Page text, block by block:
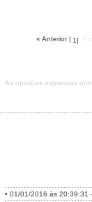
« Anterior| 1 |
As opiniões expressas
• 01/01/2016 às 20:39:31 -